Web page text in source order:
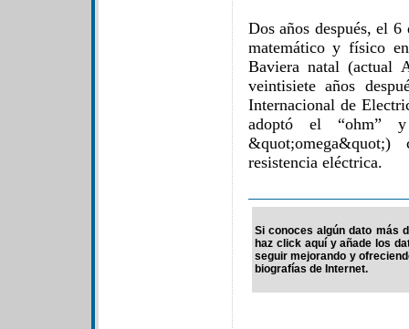
Dos años después, el
matemático y físico
Baviera natal (actual
veintisiete años
Internacional de
adoptó el “ohm”
resistencia eléctrica.
Si conoces algún dato más
haz click aquí y añade los
seguir mejorando y
biografías de Internet.